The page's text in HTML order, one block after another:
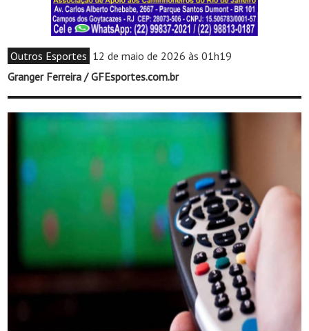
Outros Esportes 12 de maio de 2026 às 01h19
Granger Ferreira / GFEsportes.com.br